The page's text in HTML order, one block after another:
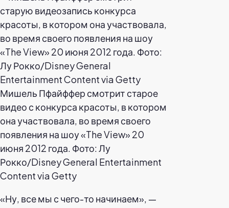
Мишель Пфайффер смотрит старое
видео с конкурса красоты, в котором
она участвовала, во время своего
появления на шоу «The View» 20
июня 2012 года. Фото: Лу
Рокко/Disney General Entertainment
Content via Getty
«Ну, все мы с чего-то начинаем», —